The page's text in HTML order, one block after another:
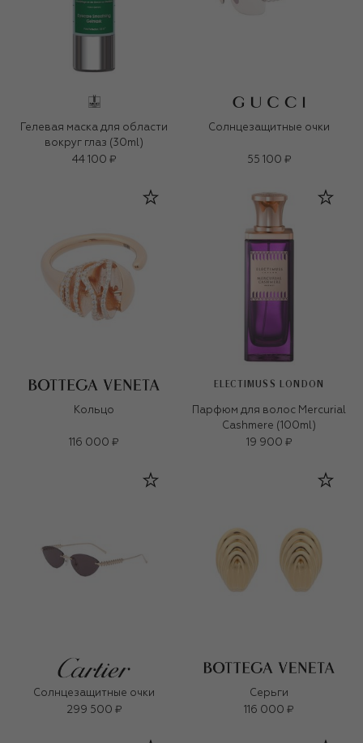
Гелевая маска для области
вокруг глаз (30ml)
44 100 ₽
Солнцезащитные очки
55 100 ₽
Кольцо
116 000 ₽
ELECTIMUSS LONDON
Парфюм для волос Mercurial
Cashmere (100ml)
19 900 ₽
Солнцезащитные очки
299 500 ₽
Серьги
116 000 ₽